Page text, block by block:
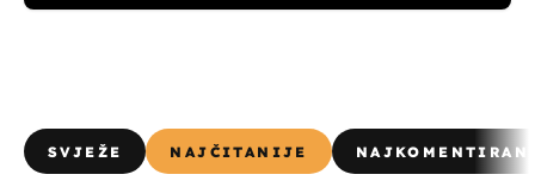
SVJEŽE NAJČITANIJE